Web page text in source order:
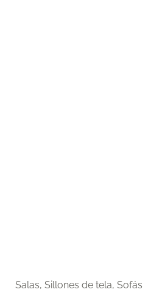
Salas, Sillones de tela, Sofás